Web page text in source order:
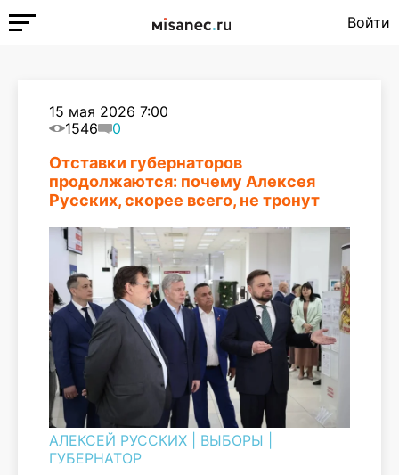
Войти
15 мая 2026 7:00
1546
0
Отставки губернаторов
продолжаются: почему Алексея
Русских, скорее всего, не тронут
АЛЕКСЕЙ РУССКИХ ВЫБОРЫ
ГУБЕРНАТОР